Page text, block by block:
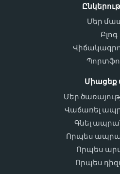
Մեր
Բլոգ
Միացեք
Մեր
Վաճառել
Գնել
Որպես
Որպես
Որպես